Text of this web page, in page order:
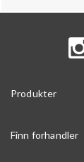
Produkter
Finn forhandler